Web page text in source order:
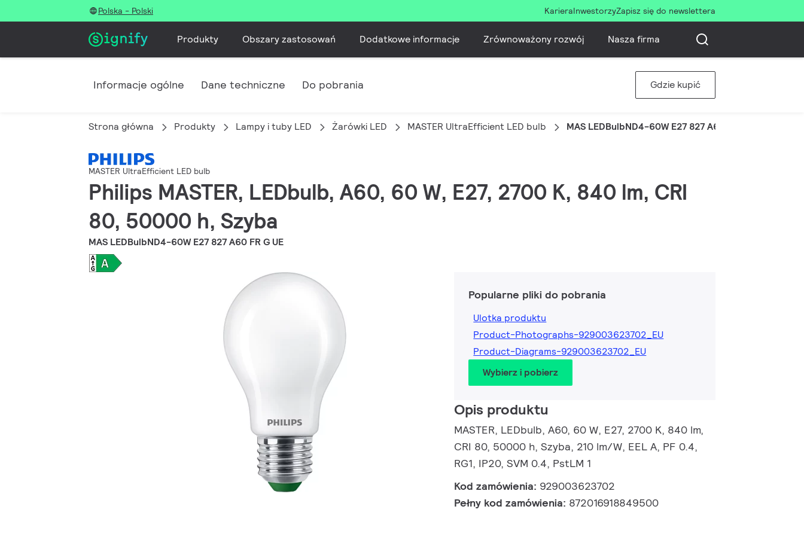
Polska - Polski KarieraInwestorzyZapisz się do newslettera
Produkty Obszary zastosowań Dodatkowe informacje Zrównoważony rozwój Nasza firma
Informacje ogólne Dane techniczne Do pobrania Gdzie kupić
Strona główna Produkty Lampy i tuby LED Żarówki LED MASTER UltraEfficient LED bulb MAS LEDBulbND4-60W E27 827 A60 FR G UE
MASTER UltraEfficient LED bulb
Philips MASTER, LEDbulb, A60, 60 W, E27, 2700 K, 840 lm, CRI
80, 50000 h, Szyba
MAS LEDBulbND4-60W E27 827 A60 FR G UE
Popularne pliki do pobrania
Ulotka produktu
Product-Photographs-929003623702_EU
Product-Diagrams-929003623702_EU
Wybierz i pobierz
Opis produktu
MASTER, LEDbulb, A60, 60 W, E27, 2700 K, 840 lm,
CRI 80, 50000 h, Szyba, 210 lm/W, EEL A, PF 0.4,
RG1, IP20, SVM 0.4, PstLM 1
Kod zamówienia: 929003623702
Pełny kod zamówienia: 872016918849500